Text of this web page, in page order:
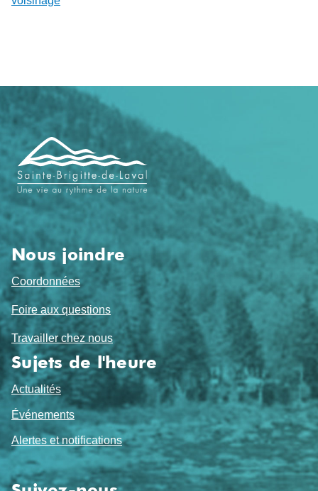
Navigation
de
pied
de
page
Nous joindre
Coordonnées
Foire aux questions
Travailler chez nous
Sujets de l'heure
Actualités
Événements
Alertes et notifications